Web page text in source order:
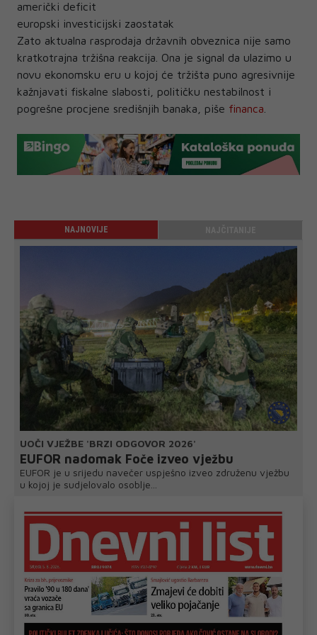
američki deficit
europski investicijski zaostatak
Zato aktualna rasprodaja državnih obveznica nije samo
kratkotrajna tržišna reakcija. Ona je signal da ulazimo u
novu ekonomsku eru u kojoj će tržišta puno agresivnije
kažnjavati fiskalne slabosti, političku nestabilnost i
pogrešne procjene središnjih banaka, piše financa
NAJNOVIJE
UOČI VJEŽBE 'BRZI ODGOVOR 2026'
EUFOR nadomak Foče izveo vježbu
EUFOR je u srijedu navečer uspješno izveo združenu vježbu
u kojoj je sudjelovalo osoblje...